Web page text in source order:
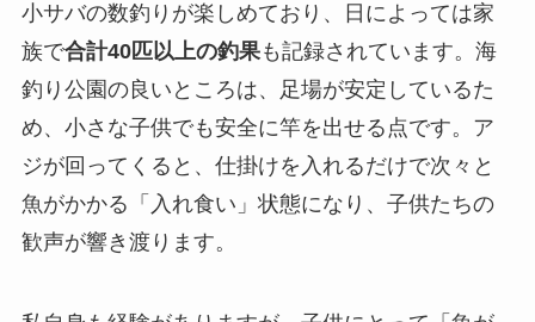
小サバの数釣りが楽しめており、日によっては家
族で合計40匹以上の釣果も記録されています。海
釣り公園の良いところは、足場が安定しているた
め、小さな子供でも安全に竿を出せる点です。ア
ジが回ってくると、仕掛けを入れるだけで次々と
魚がかかる「入れ食い」状態になり、子供たちの
歓声が響き渡ります。